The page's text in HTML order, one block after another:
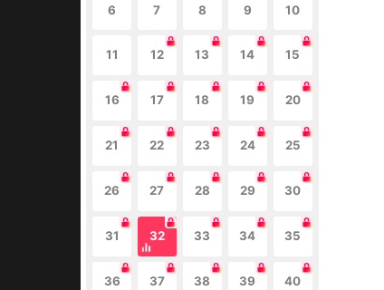
6 7 8 9 10
11 12 13 14 15
16 17 18 19 20
21 22 23 24 25
26 27 28 29 30
31 32 33 34 35
36 37 38 39 40